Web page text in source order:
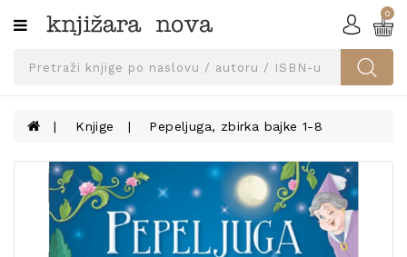
Kategorije
SVEUČILIŠNA
UDŽBENICI
KNJIGE
PRIBOR
I
OPREMA
0
Knjige Pepeljuga, zbirka bajke 1-8